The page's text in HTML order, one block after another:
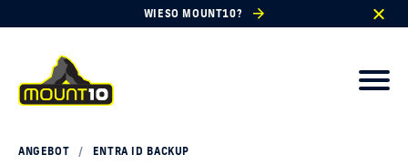
WIESO MOUNT10?
ANGEBOT / ENTRA ID BACKUP